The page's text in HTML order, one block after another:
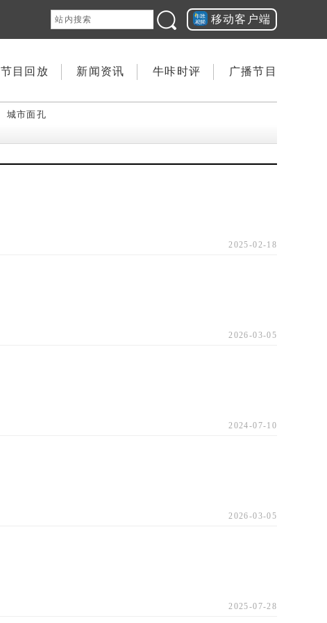
移动客户端
节目回放 新闻资讯 牛咔时评 广播节目
城市面孔
2025-02-18
2026-03-05
2024-07-10
2026-03-05
2025-07-28